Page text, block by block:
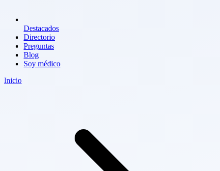
Destacados
Directorio
Preguntas
Blog
Soy médico
Inicio